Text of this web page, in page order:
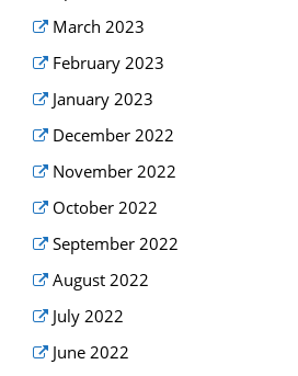
March 2023
February 2023
January 2023
December 2022
November 2022
October 2022
September 2022
August 2022
July 2022
June 2022